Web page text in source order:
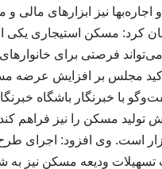
اجاره‌بها نیز ابزارهای
مسکن استیجاری یکی از
فرصتی برای خانوارهای
مجلس بر افزایش عرضه
با خبرنگار باشگاه
تولید مسکن را نیز
است. وی افزود: اجرای
تسهیلات ودیعه مسکن نیز به